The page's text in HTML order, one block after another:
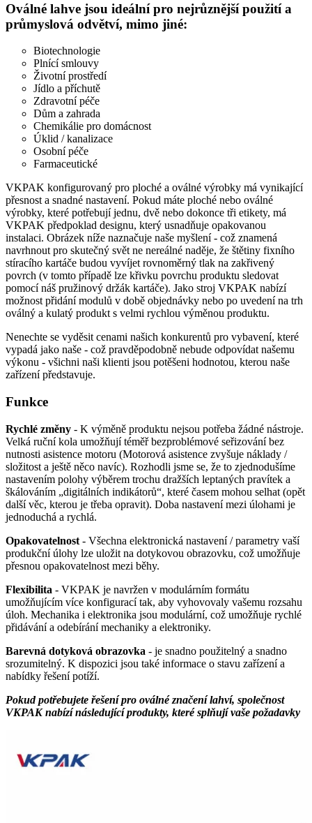
Oválné lahve jsou ideální pro nejrůznější použití a
průmyslová odvětví, mimo jiné:
Biotechnologie
Plnící smlouvy
Životní prostředí
Jídlo a příchutě
Zdravotní péče
Dům a zahrada
Chemikálie pro domácnost
Úklid / kanalizace
Osobní péče
Farmaceutické
VKPAK konfigurovaný pro ploché a oválné výrobky má vynikající
přesnost a snadné nastavení. Pokud máte ploché nebo oválné
výrobky, které potřebují jednu, dvě nebo dokonce tři etikety, má
VKPAK předpoklad designu, který usnadňuje opakovanou
instalaci. Obrázek níže naznačuje naše myšlení - což znamená
navrhnout pro skutečný svět ne nereálné naděje, že štětiny fixního
stíracího kartáče budou vyvíjet rovnoměrný tlak na zakřivený
povrch (v tomto případě lze křivku povrchu produktu sledovat
pomocí náš pružinový držák kartáče). Jako stroj VKPAK nabízí
možnost přidání modulů v době objednávky nebo po uvedení na trh
oválný a kulatý produkt s velmi rychlou výměnou produktu.
Nenechte se vyděsit cenami našich konkurentů pro vybavení, které
vypadá jako naše - což pravděpodobně nebude odpovídat našemu
výkonu - všichni naši klienti jsou potěšeni hodnotou, kterou naše
zařízení představuje.
Funkce
Rychlé změny - K výměně produktu nejsou potřeba žádné nástroje.
Velká ruční kola umožňují téměř bezproblémové seřizování bez
nutnosti asistence motoru (Motorová asistence zvyšuje náklady /
složitost a ještě něco navíc). Rozhodli jsme se, že to zjednodušíme
nastavením polohy výběrem trochu dražších leptaných pravítek a
škálováním „digitálních indikátorů“, které časem mohou selhat (opět
další věc, kterou je třeba opravit). Doba nastavení mezi úlohami je
jednoduchá a rychlá.
Opakovatelnost - Všechna elektronická nastavení / parametry vaší
produkční úlohy lze uložit na dotykovou obrazovku, což umožňuje
přesnou opakovatelnost mezi běhy.
Flexibilita - VKPAK je navržen v modulárním formátu
umožňujícím více konfigurací tak, aby vyhovovaly vašemu rozsahu
úloh. Mechanika i elektronika jsou modulární, což umožňuje rychlé
přidávání a odebírání mechaniky a elektroniky.
Barevná dotyková obrazovka - je snadno použitelný a snadno
srozumitelný. K dispozici jsou také informace o stavu zařízení a
nabídky řešení potíží.
Pokud potřebujete řešení pro oválné značení lahví, společnost
VKPAK nabízí následující produkty, které splňují vaše požadavky